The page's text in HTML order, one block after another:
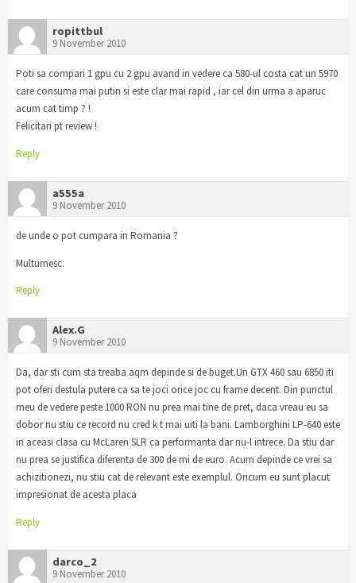
ropittbul
9 November 2010
Poti sa compari 1 gpu cu 2 gpu avand in vedere ca 580-ul costa cat un 5970
care consuma mai putin si este clar mai rapid , iar cel din urma a aparuc
acum cat timp ? !
Felicitari pt review !
Reply
a555a
9 November 2010
de unde o pot cumpara in Romania ?
Multumesc.
Reply
Alex.G
9 November 2010
Da, dar sti cum sta treaba aqm depinde si de buget.Un GTX 460 sau 6850 iti
pot oferi destula putere ca sa te joci orice joc cu frame decent. Din punctul
meu de vedere peste 1000 RON nu prea mai tine de pret, daca vreau eu sa
dobor nu stiu ce record nu cred k t mai uiti la bani. Lamborghini LP-640 este
in aceasi clasa cu McLaren SLR ca performanta dar nu-l intrece. Da stiu dar
nu prea se justifica diferenta de 300 de mi de euro. Acum depinde ce vrei sa
achizitionezi, nu stiu cat de relevant este exemplul. Oricum eu sunt placut
impresionat de acesta placa
Reply
darco_2
9 November 2010